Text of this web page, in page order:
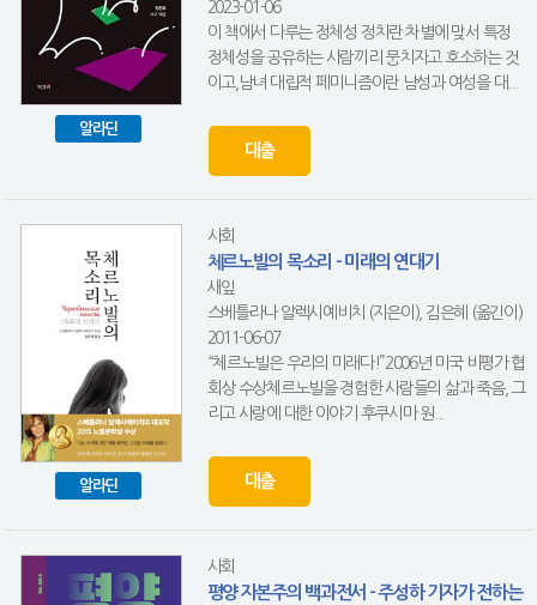
알라딘
2023-01-06
이 책에서 다루는 정체성 정치란 차별에 맞서 특정
정체성을 공유하는 사람끼리 뭉치자고 호소하는 것
이고,남녀 대립적 페미니즘이란 남성과 여성을 대...
대출
알라딘
사회
체르노빌의 목소리 - 미래의 연대기
새잎
스베틀라나 알렉시예비치 (지은이), 김은혜 (옮긴이)
2011-06-07
“체르노빌은 우리의 미래다!”2006년 미국 비평가 협
회상 수상체르노빌을 경험한 사람들의 삶과 죽음, 그
리고 사랑에 대한 이야기 후쿠시마 원...
대출
사회
평양 자본주의 백과전서 - 주성하 기자가 전하는